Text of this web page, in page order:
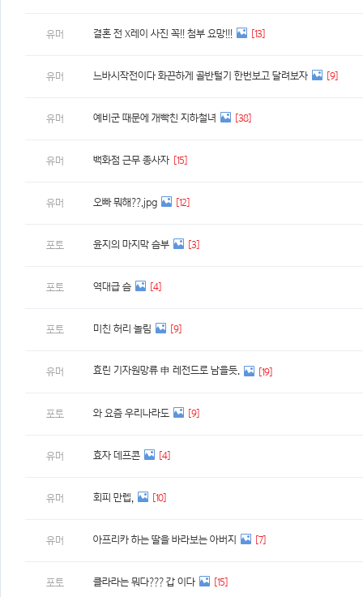
유머 결혼 전 X레이 사진 꼭!! 첨부 요망!!! [13]
유머 느바시작전이다 화끈하게 골반털기 한번보고 달려보자 [9]
유머 예비군 때문에 개빡친 지하철녀 [38]
유머 백화점 근무 종사자 [15]
유머 오빠 뭐해??.jpg [12]
포토 윤지의 마지막 슴부 [3]
포토 역대급 슴 [4]
포토 미친 허리 놀림 [9]
유머 효린 기자원망류 申 레전드로 남을듯. [19]
포토 와 요즘 우리나라도 [9]
유머 효자 데프콘 [4]
유머 회피 만렙, [10]
유머 아프리카 하는 딸을 바라보는 아버지 [7]
포토 클라라는 뭐다??? 갑 이다 [15]